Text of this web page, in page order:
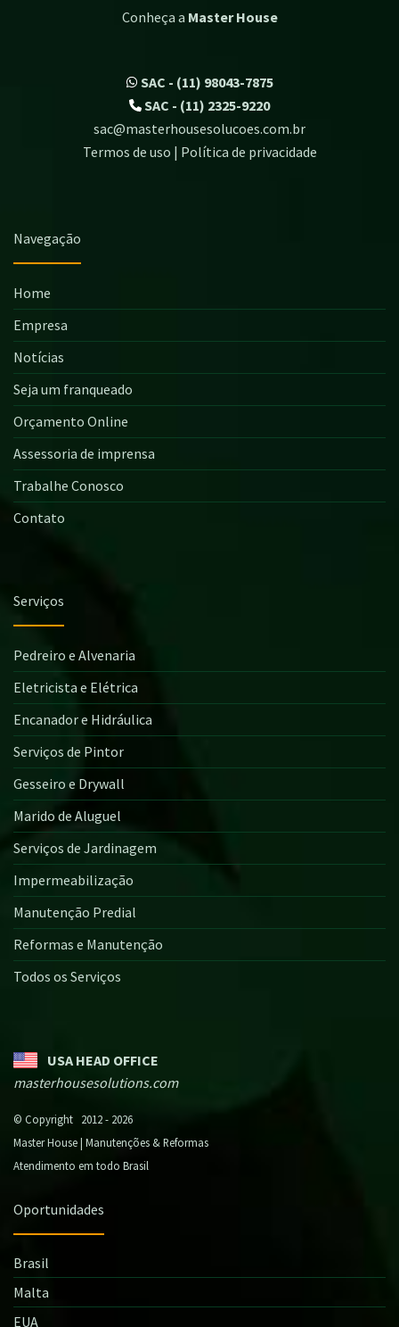
Conheça a Master House
SAC - (11) 98043-7875
SAC - (11) 2325-9220
sac@masterhousesolucoes.com.br
Termos de uso | Política de privacidade
Navegação
Home
Empresa
Notícias
Seja um franqueado
Orçamento Online
Assessoria de imprensa
Trabalhe Conosco
Contato
Serviços
Pedreiro e Alvenaria
Eletricista e Elétrica
Encanador e Hidráulica
Serviços de Pintor
Gesseiro e Drywall
Marido de Aluguel
Serviços de Jardinagem
Impermeabilização
Manutenção Predial
Reformas e Manutenção
Todos os Serviços
USA HEAD OFFICE
masterhousesolutions.com
© Copyright 2012 - 2026
Master House | Manutenções & Reformas
Atendimento em todo Brasil
Oportunidades
Brasil
Malta
EUA